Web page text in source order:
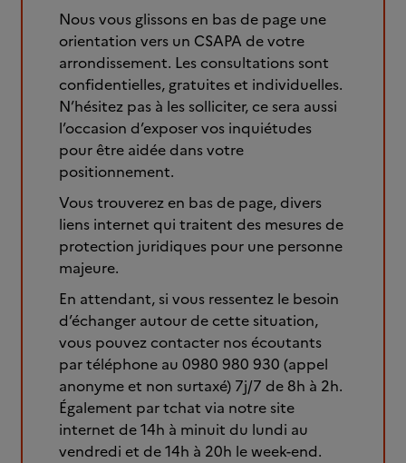
Nous vous glissons en bas de page une
orientation vers un CSAPA de votre
arrondissement. Les consultations sont
confidentielles, gratuites et individuelles.
N’hésitez pas à les solliciter, ce sera aussi
l’occasion d’exposer vos inquiétudes
pour être aidée dans votre
positionnement.
Vous trouverez en bas de page, divers
liens internet qui traitent des mesures de
protection juridiques pour une personne
majeure.
En attendant, si vous ressentez le besoin
d’échanger autour de cette situation,
vous pouvez contacter nos écoutants
par téléphone au 0980 980 930 (appel
anonyme et non surtaxé) 7j/7 de 8h à 2h.
Également par tchat via notre site
internet de 14h à minuit du lundi au
vendredi et de 14h à 20h le week-end.